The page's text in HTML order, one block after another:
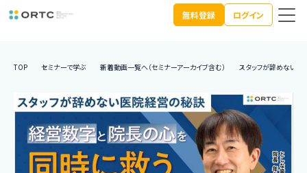
無料登録 ログイン
TOP セミナーで学ぶ 新着動画一覧へ（セミナーアーカイブ含む） スタッフが辞めない